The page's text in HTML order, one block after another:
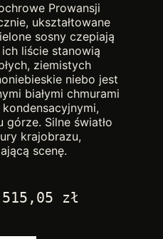
Prowansji
ukształtowane
sosny czepiają
liście stanowią
ziemistych
niebo jest
białymi chmurami
Silne światło
krajobrazu,
scenę.
zł